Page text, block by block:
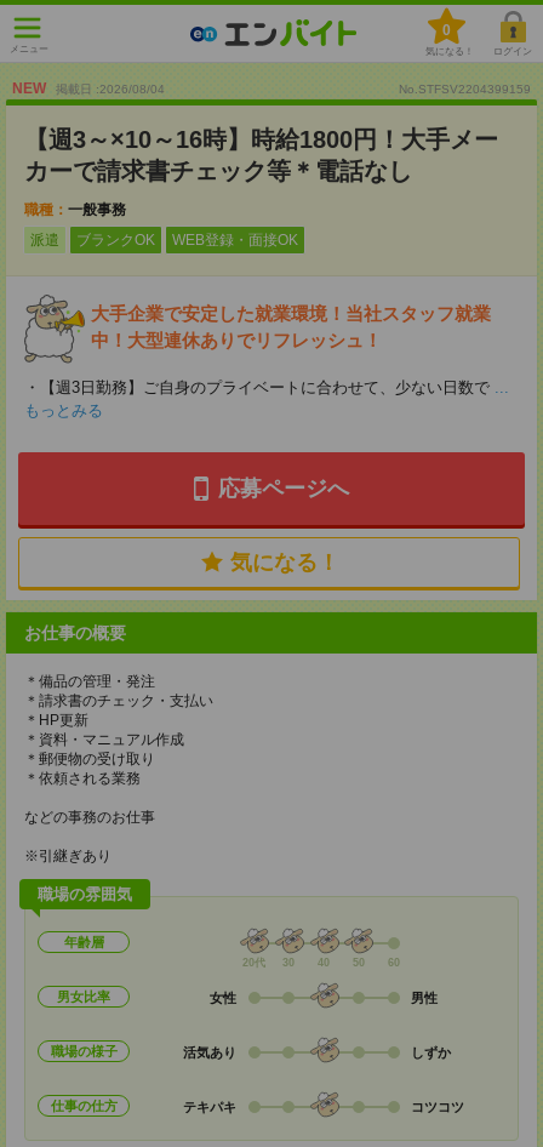
メニュー
0
気になる！ ログイン
NEW 掲載日 :2026/08/04 No.STFSV2204399159
【週3～×10～16時】時給1800円！大手メー
カーで請求書チェック等＊電話なし
職種： 一般事務
派遣
ブランクOK WEB登録・面接OK
大手企業で安定した就業環境！当社スタッフ就業
中！大型連休ありでリフレッシュ！
・【週3日勤務】ご自身のプライベートに合わせて、少ない日数で ...
もっとみる
応募ページへ
気になる！
お仕事の概要
＊備品の管理・発注
＊請求書のチェック・支払い
＊HP更新
＊資料・マニュアル作成
＊郵便物の受け取り
＊依頼される業務
などの事務のお仕事
※引継ぎあり
職場の雰囲気
年齢層
20代 30 40 50 60
男女比率 女性 男性
職場の様子 活気あり しずか
仕事の仕方 テキパキ コツコツ